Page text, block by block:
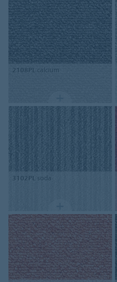
2108PL calcium
3102PL soda